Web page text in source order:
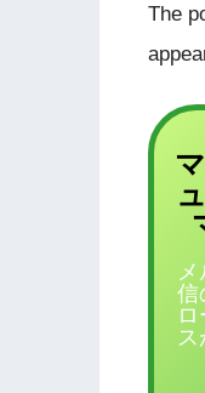
The
信